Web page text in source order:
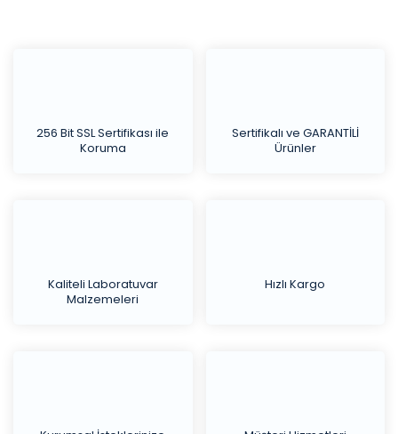
256 Bit SSL Sertifikası ile
Koruma
Sertifikalı ve GARANTİLİ
Ürünler
Kaliteli Laboratuvar
Malzemeleri
Hızlı Kargo